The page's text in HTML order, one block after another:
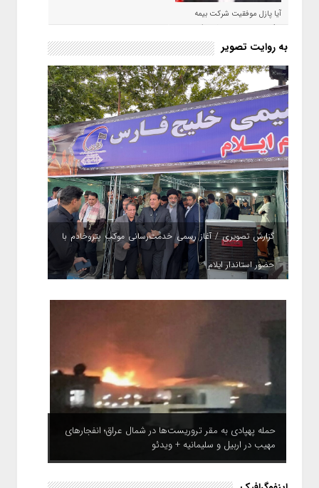
آیا پازل موفقیت شرکت بیمه
حکمت صبا در سال ۱۴۰۵ کامل می
شود؟!
به روایت تصویر
گزارش تصویری / آغاز رسمی خدمت‌رسانی موکب پتروخادم با
حضور استاندار ایلام
حمله پهپادی به مقر تروریست‌ها در شمال عراق؛ انفجارهای
مهیب در اربیل و سلیمانیه + ویدئو